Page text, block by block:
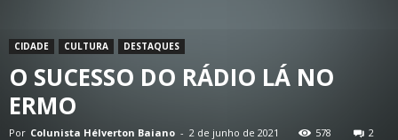
CIDADE CULTURA DESTAQUES
O SUCESSO DO RÁDIO LÁ NO
ERMO
Por Colunista Hélverton Baiano - 2 de junho de 2021 578 2